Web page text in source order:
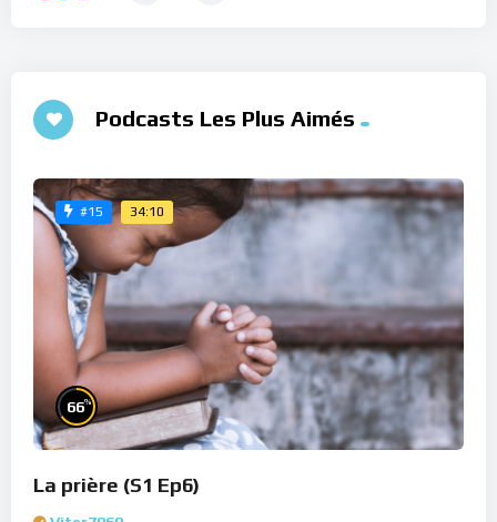
Podcasts Les Plus Aimés
#15 34:10
66%
La prière (S1 Ep6)